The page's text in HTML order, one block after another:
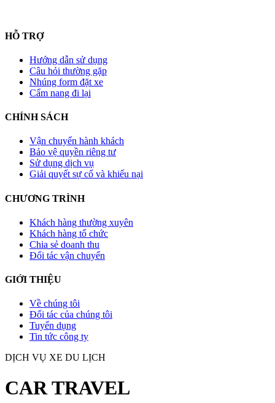
HỖ TRỢ
Hướng dẫn sử dụng
Câu hỏi thường gặp
Nhúng form đặt xe
Cẩm nang đi lại
CHÍNH SÁCH
Vận chuyển hành khách
Bảo vệ quyền riêng tư
Sử dụng dịch vụ
Giải quyết sự cố và khiếu nại
CHƯƠNG TRÌNH
Khách hàng thường xuyên
Khách hàng tổ chức
Chia sẻ doanh thu
Đối tác vận chuyển
GIỚI THIỆU
Về chúng tôi
Đối tác của chúng tôi
Tuyển dụng
Tin tức công ty
DỊCH VỤ XE DU LỊCH
CAR TRAVEL